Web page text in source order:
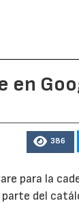
en
386
para la
del